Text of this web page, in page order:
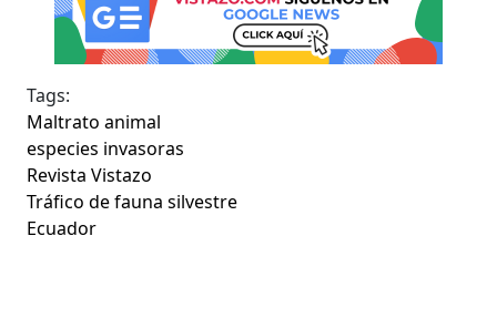
Tags:
Maltrato animal
especies invasoras
Revista Vistazo
Tráfico de fauna silvestre
Ecuador